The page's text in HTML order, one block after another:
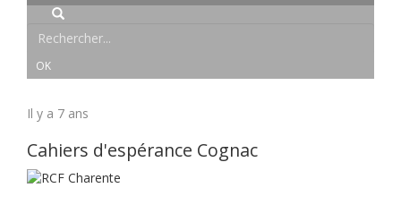
Il y a 7 ans
Cahiers d'espérance Cognac